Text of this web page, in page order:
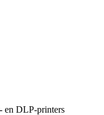
en DLP-printers